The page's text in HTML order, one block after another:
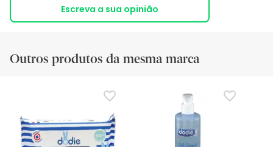
Escreva a sua opinião
Outros produtos da mesma marca